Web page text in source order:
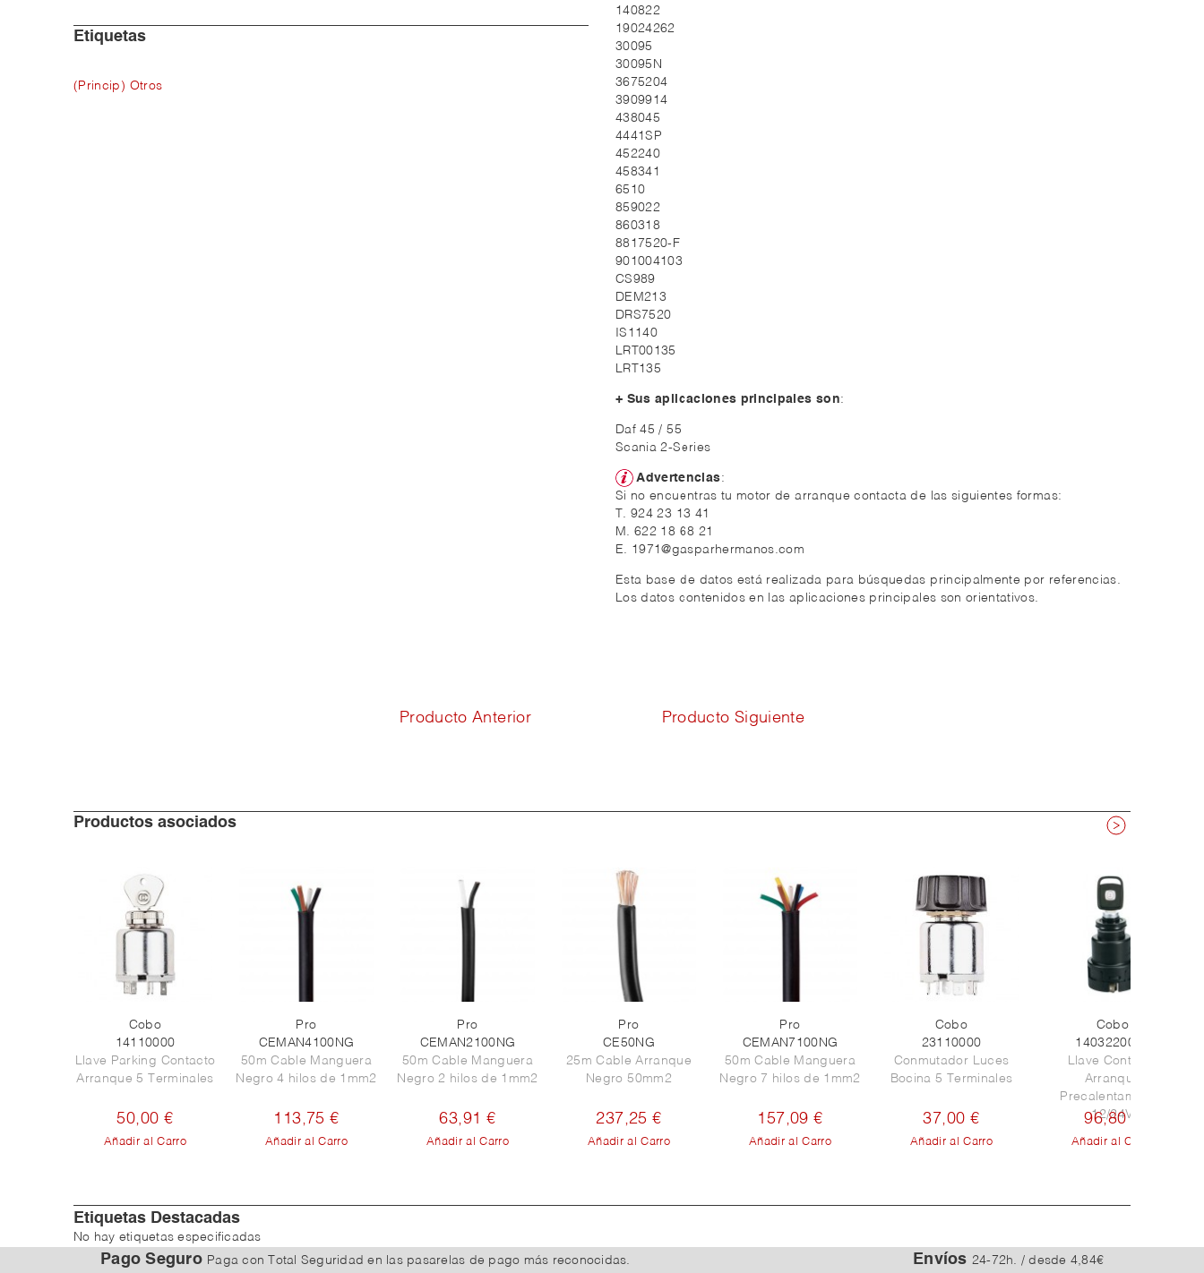
Etiquetas
(Princip) Otros
140822
19024262
30095
30095N
3675204
3909914
438045
4441SP
452240
458341
6510
859022
860318
8817520-F
901004103
CS989
DEM213
DRS7520
IS1140
LRT00135
LRT135
+ Sus aplicaciones principales son:
Daf 45 / 55
Scania 2-Series
Advertencias:
Si no encuentras tu motor de arranque contacta de las siguientes formas:
T. 924 23 13 41
M. 622 18 68 21
E. 1971@gasparhermanos.com
Esta base de datos está realizada para búsquedas principalmente por referencias.
Los datos contenidos en las aplicaciones principales son orientativos.
Producto Anterior Producto Siguiente
Productos asociados
Cobo
14110000
Llave Parking Contacto
Arranque 5 Terminales
50,00 €
Añadir al Carro
Pro
CEMAN4100NG
50m Cable Manguera
Negro 4 hilos de 1mm2
113,75 €
Añadir al Carro
Pro
CEMAN2100NG
50m Cable Manguera
Negro 2 hilos de 1mm2
63,91 €
Añadir al Carro
Pro
CE50NG
25m Cable Arranque
Negro 50mm2
237,25 €
Añadir al Carro
Pro
CEMAN7100NG
50m Cable Manguera
Negro 7 hilos de 1mm2
157,09 €
Añadir al Carro
Cobo
23110000
Conmutador Luces
Bocina 5 Terminales
37,00 €
Añadir al Carro
Cobo
1403220000
Llave Contacto
Arranque
Precalentamiento
12/24V
96,80 €
Añadir al Carro
Etiquetas Destacadas
No hay etiquetas especificadas
Pago Seguro Paga con Total Seguridad en las pasarelas de pago más reconocidas. Envíos 24-72h. / desde 4,84€